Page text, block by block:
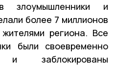
злоумышленники и
более 7 миллионов
региона. Все
были своевременно
и заблокированы